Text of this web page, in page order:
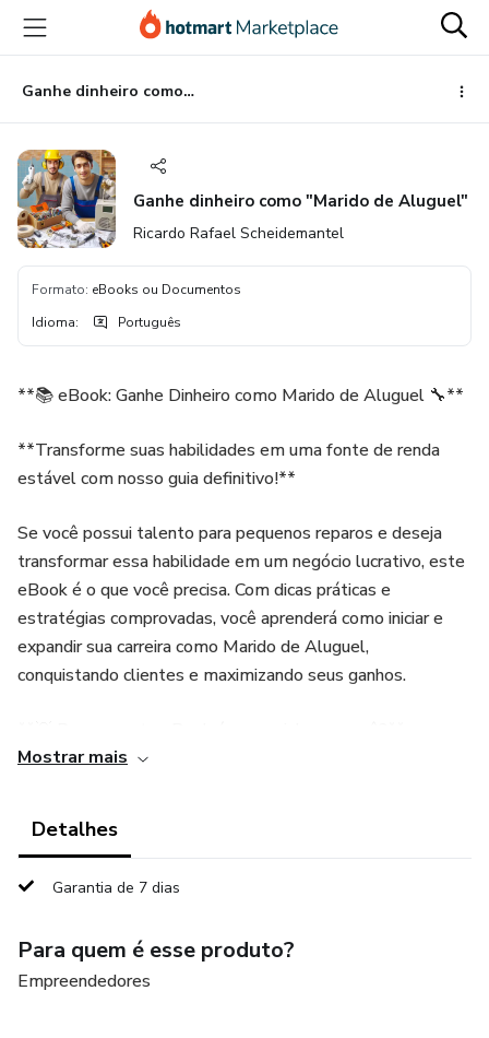
para
conteúdo
principal
para
pagamento
para
rodapé
Ganhe dinheiro como "Marido de Aluguel"
Ganhe dinheiro como "Marido de Aluguel"
Ricardo Rafael Scheidemantel
Formato: eBooks ou Documentos
Idioma: Português
**📚 eBook: Ganhe Dinheiro como Marido de Aluguel 🔧**
**Transforme suas habilidades em uma fonte de renda
estável com nosso guia definitivo!**
Se você possui talento para pequenos reparos e deseja
transformar essa habilidade em um negócio lucrativo, este
eBook é o que você precisa. Com dicas práticas e
estratégias comprovadas, você aprenderá como iniciar e
expandir sua carreira como Marido de Aluguel,
conquistando clientes e maximizando seus ganhos.
rápido.
- **Conselhos**: Estratégias para garantir o sucesso do
- **Flexibilidade e Autonomia**: Trabalhe no seu próprio
Mostrar mais
Detalhes
Garantia de 7 dias
Para quem é esse produto?
Empreendedores